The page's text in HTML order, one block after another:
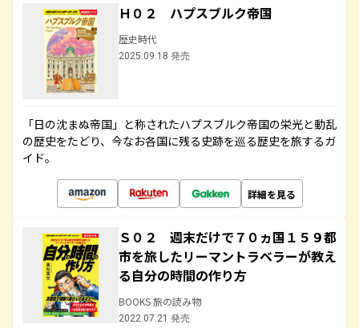
Ｈ０２ ハプスブルク帝国
歴史時代
2025.09.18 発売
「日の沈まぬ帝国」と称されたハプスブルク帝国の栄光と動乱
の歴史をたどり、今なお各国に残る史跡を巡る歴史を旅するガ
イド。
詳細を見る
Ｓ０２ 週末だけで７０ヵ国１５９都
市を旅したリーマントラベラーが教え
る自分の時間の作り方
BOOKS 旅の読み物
2022.07.21 発売